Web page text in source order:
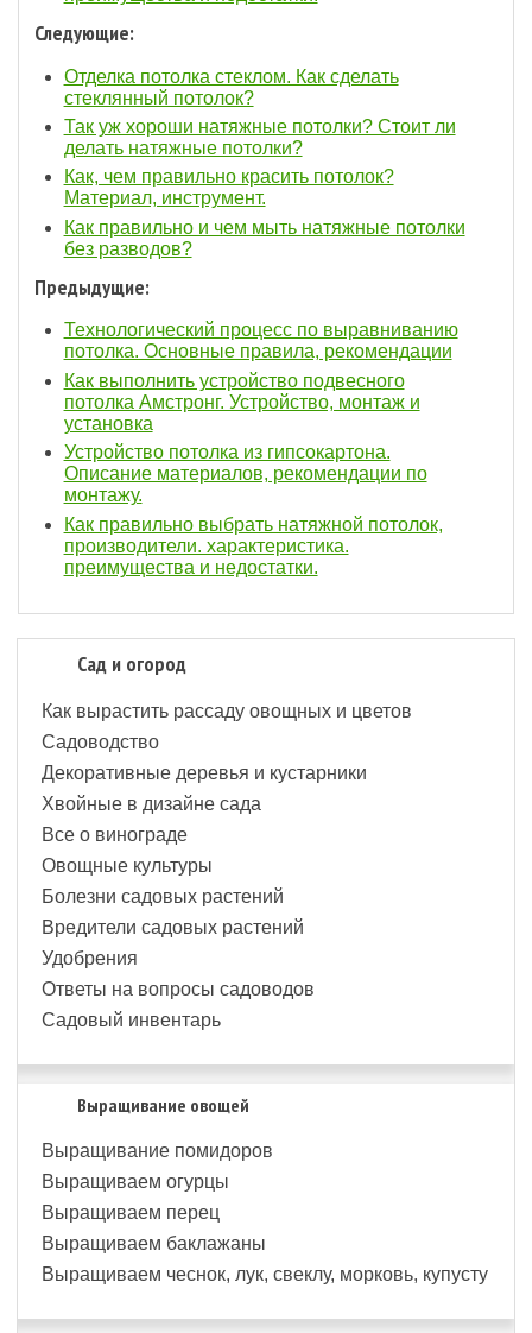
Следующие:
Отделка потолка стеклом. Как сделать
стеклянный потолок?
Так уж хороши натяжные потолки? Cтоит ли
делать натяжные потолки?
Как, чем правильно красить потолок?
Материал, инструмент.
Как правильно и чем мыть натяжные потолки
без разводов?
Предыдущие:
Технологический процесс по выравниванию
потолка. Основные правила, рекомендации
Как выполнить устройство подвесного
потолка Амстронг. Устройство, монтаж и
установка
Устройство потолка из гипсокартона.
Описание материалов, рекомендации по
монтажу.
Как правильно выбрать натяжной потолок,
производители. характеристика.
преимущества и недостатки.
Сад и огород
Как вырастить рассаду овощных и цветов
Садоводство
Декоративные деревья и кустарники
Хвойные в дизайне сада
Все о винограде
Овощные культуры
Болезни садовых растений
Вредители садовых растений
Удобрения
Ответы на вопросы садоводов
Садовый инвентарь
Выращивание овощей
Выращивание помидоров
Выращиваем огурцы
Выращиваем перец
Выращиваем баклажаны
Выращиваем чеснок, лук, свеклу, морковь, купусту